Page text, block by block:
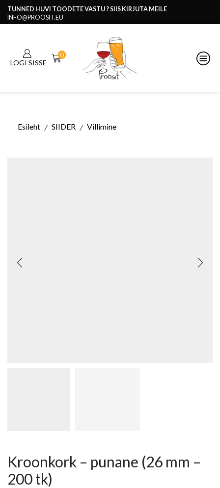
TUNNED HUVI TOODETE VASTU ? SIIS KIRJUTA MEILE
INFO@PROOSIT.EU
LOGI SISSE
0
Esileht / SIIDER / Villimine
Kroonkork – punane (26 mm –
200 tk)